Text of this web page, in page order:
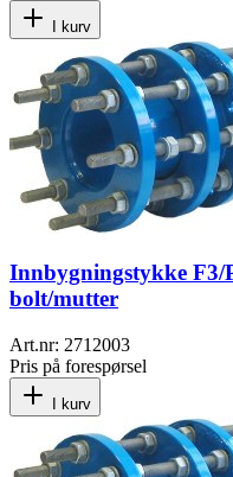
I kurv
Innbygningstykke F3/
bolt/mutter
Art.nr: 2712003
Pris på forespørsel
I kurv